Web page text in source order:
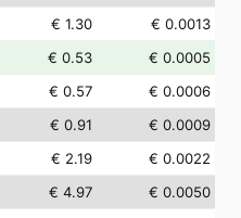
€ 1.30
€ 0.0013
€ 0.53
€ 0.0005
€ 0.57
€ 0.0006
€ 0.91
€ 0.0009
€ 2.19
€ 0.0022
€ 4.97
€ 0.0050